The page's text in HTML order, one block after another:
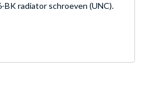
BK radiator schroeven (UNC).